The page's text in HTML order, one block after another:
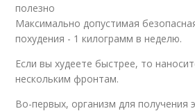
полезно
Максимально допустимая
похудения - 1 килограмм в неделю.
Если вы худеете быстрее, то
нескольким фронтам.
Во-первых, организм для получения